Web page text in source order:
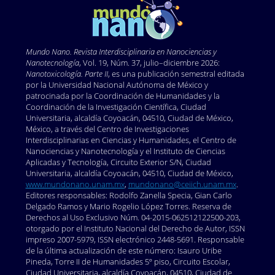
Mundo Nano. Revista Interdisciplinaria en Nanociencias y
Nanotecnología, Vol. 19, Núm. 37, julio–diciembre 2026:
Nanotoxicología. Parte II, es una publicación semestral editada
por la Universidad Nacional Autónoma de México y
patrocinada por la Coordinación de Humanidades y la
Coordinación de la Investigación Científica, Ciudad
Universitaria, alcaldía Coyoacán, 04510, Ciudad de México,
México, a través del Centro de Investigaciones
Interdisciplinarias en Ciencias y Humanidades, el Centro de
Nanociencias y Nanotecnología y el Instituto de Ciencias
Aplicadas y Tecnología, Circuito Exterior S/N, Ciudad
Universitaria, alcaldía Coyoacán, 04510, Ciudad de México,
www.mundonano.unam.mx, mundonano@ceiich.unam.mx.
Editores responsables: Rodolfo Zanella Specia, Gian Carlo
Delgado Ramos y Mario Rogelio López Torres. Reserva de
Derechos al Uso Exclusivo Núm. 04-2015-062512122500-203,
otorgado por el Instituto Nacional del Derecho de Autor, ISSN
impreso 2007-5979, ISSN electrónico 2448-5691. Responsable
de la última actualización de este número: Isauro Uribe
Pineda, Torre II de Humanidades 5º piso, Circuito Escolar,
Ciudad Universitaria, alcaldía Coyoacán, 04510, Ciudad de